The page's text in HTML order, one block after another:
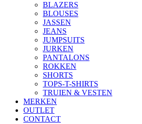
BLAZERS
BLOUSES
JASSEN
JEANS
JUMPSUITS
JURKEN
PANTALONS
ROKKEN
SHORTS
TOPS-T-SHIRTS
TRUIEN & VESTEN
MERKEN
OUTLET
CONTACT